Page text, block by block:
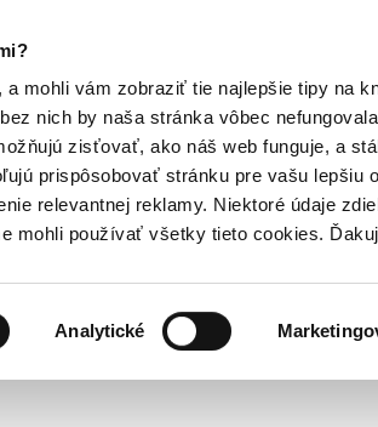
mohli vám zobraziť tie najlepšie tipy na
nich by naša stránka vôbec
zisťovať, ako náš web funguje, a
prispôsobovať stránku pre vašu lepšiu
relevantnej reklamy. Niektoré údaje
mohli používať všetky tieto cookies.
Analytické